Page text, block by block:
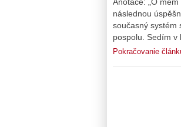
následnou
současný systém
pospolu. Sedím
Pokračovanie